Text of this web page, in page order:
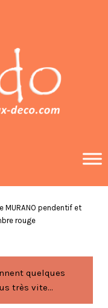
MURANO pendentif et
rouge
quelques
très vite...